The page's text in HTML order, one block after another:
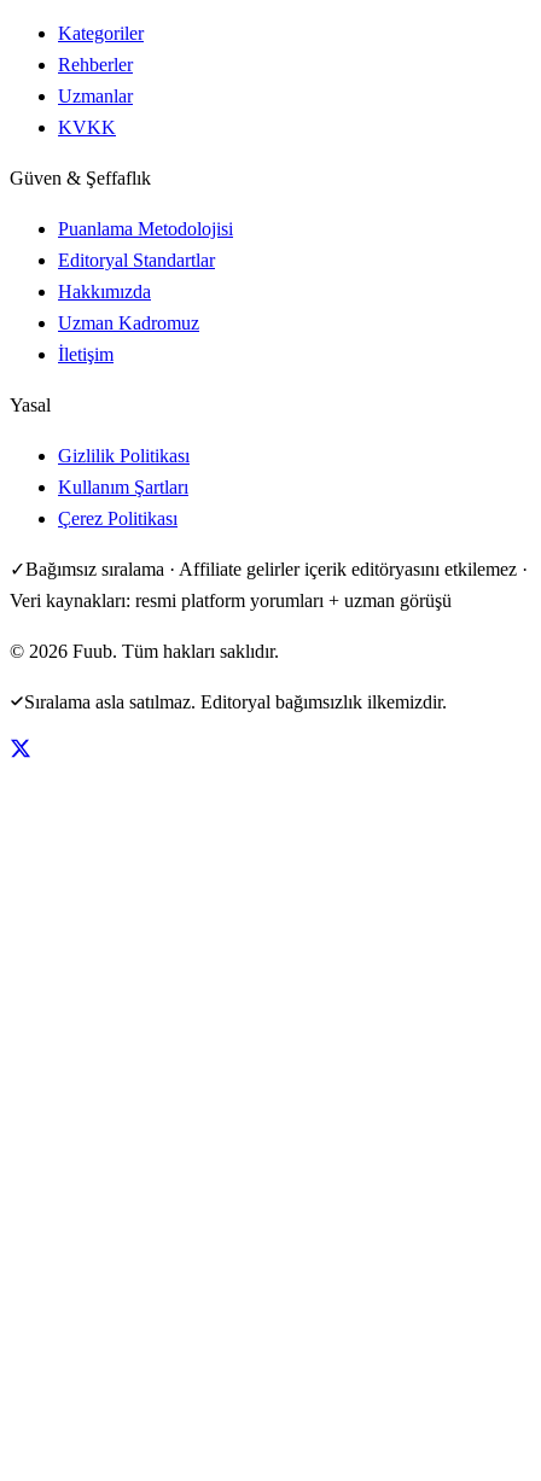
Kategoriler
Rehberler
Uzmanlar
KVKK
Güven & Şeffaflık
Puanlama Metodolojisi
Editoryal Standartlar
Hakkımızda
Uzman Kadromuz
İletişim
Yasal
Gizlilik Politikası
Kullanım Şartları
Çerez Politikası
✓Bağımsız sıralama · Affiliate gelirler içerik editöryasını etkilemez ·
Veri kaynakları: resmi platform yorumları + uzman görüşü
© 2026 Fuub. Tüm hakları saklıdır.
Sıralama asla satılmaz. Editoryal bağımsızlık ilkemizdir.